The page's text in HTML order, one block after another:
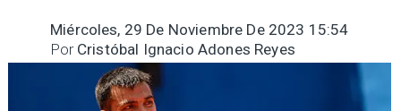
Miércoles, 29 De Noviembre De 2023 15:54
Cristóbal Ignacio Adones Reyes
Por